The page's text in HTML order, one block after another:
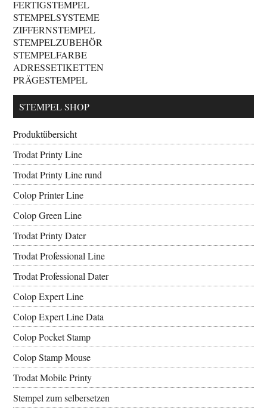
FERTIGSTEMPEL
STEMPELSYSTEME
ZIFFERNSTEMPEL
STEMPELZUBEHÖR
STEMPELFARBE
ADRESSETIKETTEN
PRÄGESTEMPEL
STEMPEL SHOP
Produktübersicht
Trodat Printy Line
Trodat Printy Line rund
Colop Printer Line
Colop Green Line
Trodat Printy Dater
Trodat Professional Line
Trodat Professional Dater
Colop Expert Line
Colop Expert Line Data
Colop Pocket Stamp
Colop Stamp Mouse
Trodat Mobile Printy
Stempel zum selbersetzen